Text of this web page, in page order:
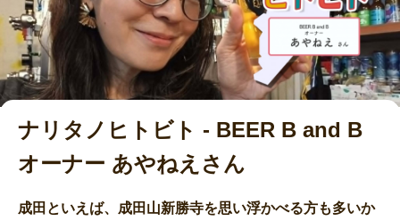
ナリタノヒトビト - BEER B and B
オーナー あやねえさん
成田といえば、成田山新勝寺を思い浮かべる方も多いか